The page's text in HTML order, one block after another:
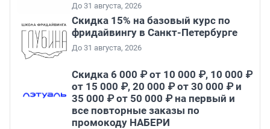
До 31 августа, 2026
Скидка 15% на базовый курс по
фридайвингу в Санкт-Петербурге
До 31 августа, 2026
Скидка 6 000 ₽ от 10 000 ₽, 10 000 ₽
от 15 000 ₽, 20 000 ₽ от 30 000 ₽ и
35 000 ₽ от 50 000 ₽ на первый и
все повторные заказы по
промокоду НАБЕРИ